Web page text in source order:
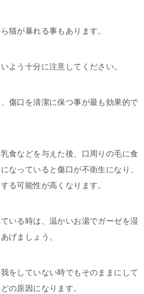
猫が暴れる事もあります。
よう十分に注意してください。
傷口を清潔に保つ事が最も効果的で
食などを与えた後、口周りの毛に食
なっていると傷口が不衛生になり、
る可能性が高くなります。
いる時は、温かいお湯でガーゼを湿
げましょう。
をしていない時でもそのままにして
の原因になります。